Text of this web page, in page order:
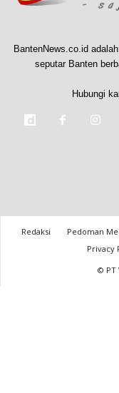
BantenNews.co.id
seputar Banten
Hubungi
Redaksi Pedoman
Privacy
© PT